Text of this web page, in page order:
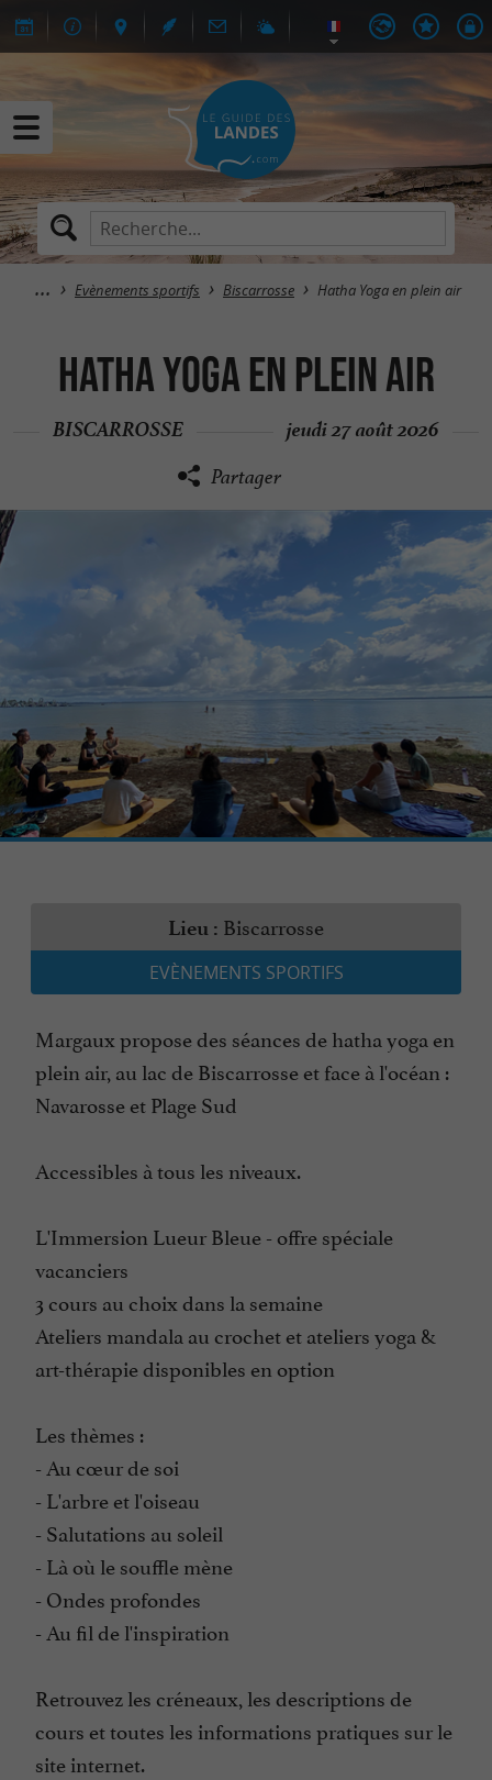
Evènements sportifs Biscarrosse Hatha Yoga en plein air
Hatha Yoga en plein air
BISCARROSSE jeudi 27 août 2026
Partager
Lieu : Biscarrosse
EVÈNEMENTS SPORTIFS
Margaux propose des séances de hatha yoga en
plein air, au lac de Biscarrosse et face à l'océan :
Navarosse et Plage Sud
Accessibles à tous les niveaux.
L'Immersion Lueur Bleue - offre spéciale
vacanciers
3 cours au choix dans la semaine
Ateliers mandala au crochet et ateliers yoga &
art-thérapie disponibles en option
Les thèmes :
- Au cœur de soi
- L'arbre et l'oiseau
- Salutations au soleil
- Là où le souffle mène
- Ondes profondes
- Au fil de l'inspiration
Retrouvez les créneaux, les descriptions de
cours et toutes les informations pratiques sur le
site internet.